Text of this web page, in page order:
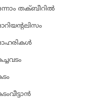
തക്ബീറില്‍